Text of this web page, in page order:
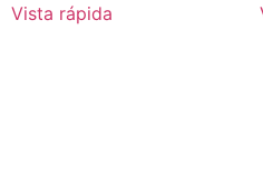
Vista rápida